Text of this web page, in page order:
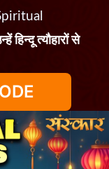
हिन्दू त्यौहारों से